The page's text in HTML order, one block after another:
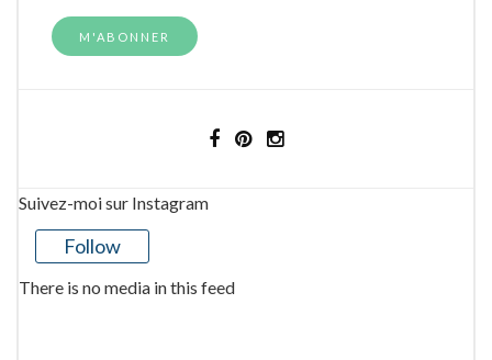
Suivez-moi sur Instagram
Follow
There is no media in this feed